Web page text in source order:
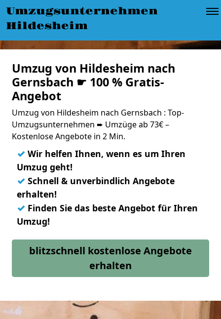
Umzugsunternehmen
Hildesheim
Umzug von Hildesheim nach
Gernsbach ☛ 100 % Gratis-
Angebot
Umzug von Hildesheim nach Gernsbach : Top-
Umzugsunternehmen ➨ Umzüge ab 73€ –
Kostenlose Angebote in 2 Min.
✓ Wir helfen Ihnen, wenn es um Ihren
Umzug geht!
✓ Schnell & unverbindlich Angebote
erhalten!
✓ Finden Sie das beste Angebot für Ihren
Umzug!
blitzschnell kostenlose Angebote
erhalten